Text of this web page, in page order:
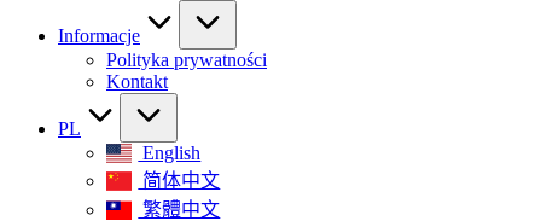
Informacje
Polityka prywatności
Kontakt
PL
English
简体中文
繁體中文